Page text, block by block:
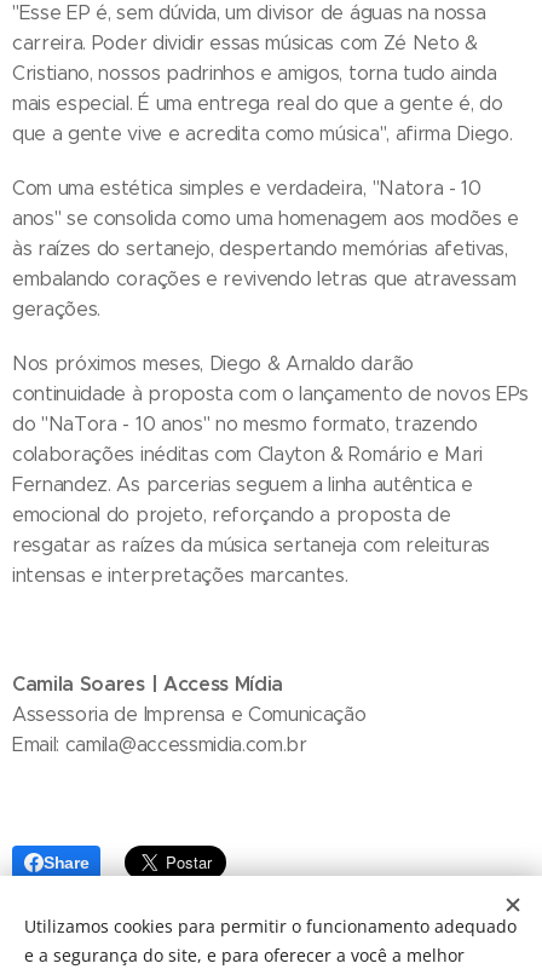
"Esse EP é, sem dúvida, um divisor de águas na nossa
carreira. Poder dividir essas músicas com Zé Neto &
Cristiano, nossos padrinhos e amigos, torna tudo ainda
mais especial. É uma entrega real do que a gente é, do
que a gente vive e acredita como música", afirma Diego.
Com uma estética simples e verdadeira, "Natora - 10
anos" se consolida como uma homenagem aos modões e
às raízes do sertanejo, despertando memórias afetivas,
embalando corações e revivendo letras que atravessam
gerações.
Nos próximos meses, Diego & Arnaldo darão
continuidade à proposta com o lançamento de novos EPs
do "NaTora - 10 anos" no mesmo formato, trazendo
colaborações inéditas com Clayton & Romário e Mari
Fernandez. As parcerias seguem a linha autêntica e
emocional do projeto, reforçando a proposta de
resgatar as raízes da música sertaneja com releituras
intensas e interpretações marcantes.
Camila Soares | Access Mídia
Assessoria de Imprensa e Comunicação
Email: camila@accessmidia.com.br
Share
Utilizamos cookies para permitir o funcionamento adequado
e a segurança do site, e para oferecer a você a melhor